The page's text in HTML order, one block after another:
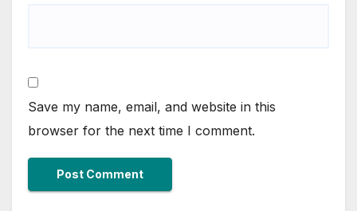
Save my name, email, and website in this
browser for the next time I comment.